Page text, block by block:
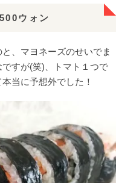
ウォン
、マヨネーズのせいでま
すが(笑)、トマト１つで
当に予想外でした！